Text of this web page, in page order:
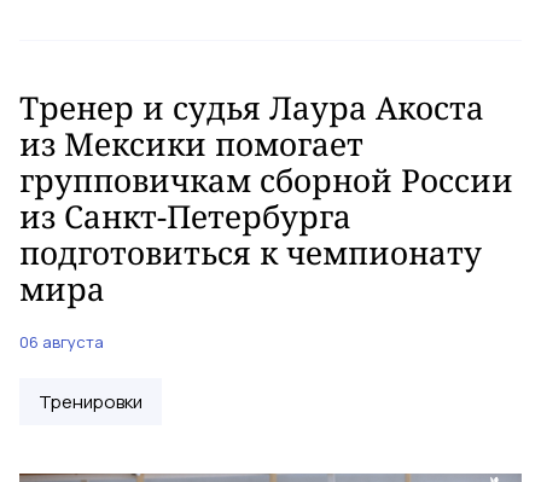
Тренер и судья Лаура Акоста
из Мексики помогает
групповичкам сборной России
из Санкт-Петербурга
подготовиться к чемпионату
мира
06 августа
Тренировки